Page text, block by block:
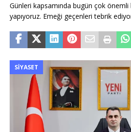
Günleri kapsamında bugün çok önemli
yapıyoruz. Emeği geçenleri tebrik
SIYASET